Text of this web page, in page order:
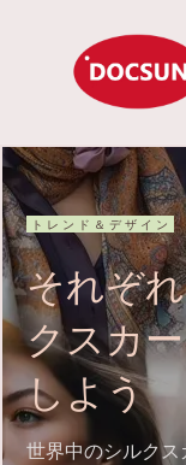
へ
ス
キ
ッ
プ
トレンド＆デザイン
それぞ
クスカ
しよう
世界中のシルク